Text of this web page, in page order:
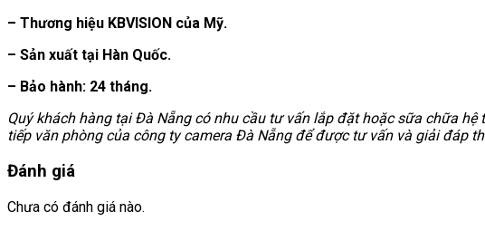
– Thương hiệu KBVISION của Mỹ.
– Sản xuất tại Hàn Quốc.
– Bảo hành: 24 tháng.
Quý khách hàng tại Đà Nẵng có nhu cầu tư vấn lắp đặt hoặc sữa chữa
tiếp văn phòng của công ty camera Đà Nẵng để được tư vấn và giải đáp
Đánh giá
Chưa có đánh giá nào.